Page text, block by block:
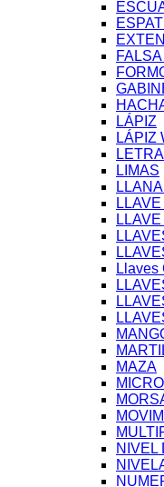
LÁPIZ
LÁPIZ
LIMAS
Llaves
MAZA
NIVEL